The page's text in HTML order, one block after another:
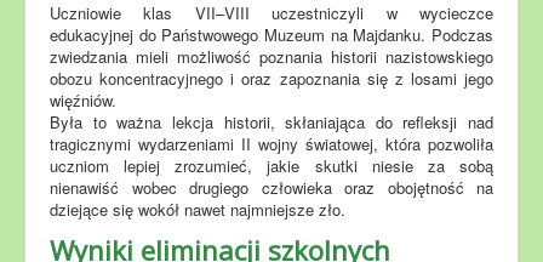
Dyżur wakacyjny
Kontakt
Uczniowie klas VII–VIII uczestniczyli w wycieczce
edukacyjnej do Państwowego Muzeum na Majdanku. Podczas
zwiedzania mieli możliwość poznania historii nazistowskiego
obozu koncentracyjnego i oraz zapoznania się z losami jego
więźniów.
Była to ważna lekcja historii, skłaniająca do refleksji nad
tragicznymi wydarzeniami II wojny światowej, która pozwoliła
uczniom lepiej zrozumieć, jakie skutki niesie za sobą
nienawiść wobec drugiego człowieka oraz obojętność na
dziejące się wokół nawet najmniejsze zło.
Wyniki eliminacji szkolnych